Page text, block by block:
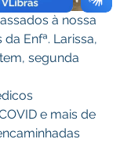
Enfª. Larissa,
segunda
e mais de